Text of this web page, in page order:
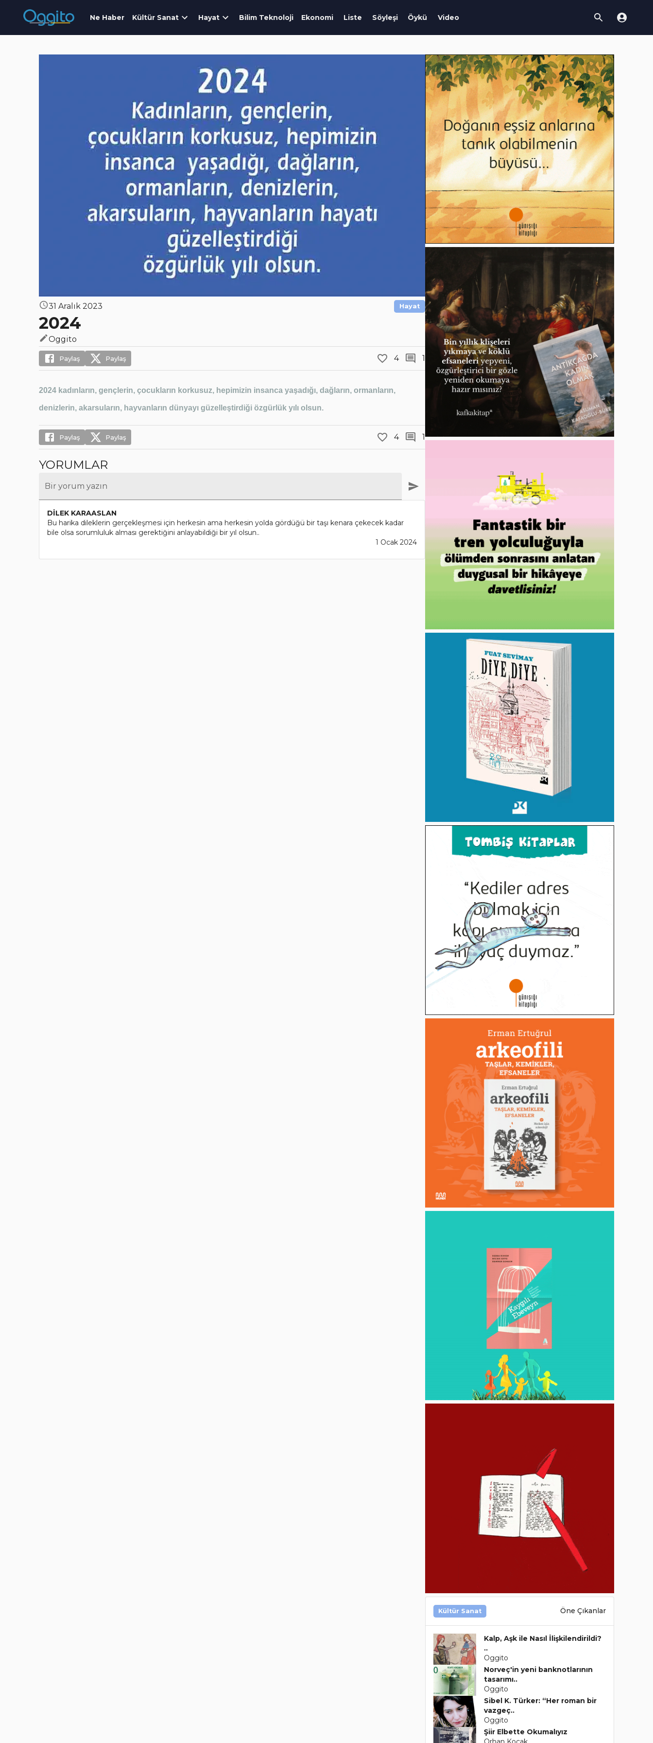
Ne Haber Kültür Sanat Hayat Bilim Teknoloji Ekonomi Liste Söyleşi Öykü Video
31 Aralık 2023 Hayat
2024
Oggito
Paylaş Paylaş 4 1
2024 kadınların, gençlerin, çocukların korkusuz, hepimizin insanca yaşadığı, dağların, ormanların,
denizlerin, akarsuların, hayvanların dünyayı güzelleştirdiği özgürlük yılı olsun.
Paylaş Paylaş 4 1
YORUMLAR
Bir yorum yazın
DİLEK KARAASLAN
Bu harika dileklerin gerçekleşmesi için herkesin ama herkesin yolda gördüğü bir taşı kenara çekecek kadar
bile olsa sorumluluk alması gerektiğini anlayabildiği bir yıl olsun..
1 Ocak 2024
Kültür Sanat Öne Çıkanlar
Kalp, Aşk ile Nasıl İlişkilendirildi?
..
Oggito
Norveç'in yeni banknotlarının
tasarımı..
Oggito
Sibel K. Türker: “Her roman bir
vazgeç..
Oggito
Şiir Elbette Okumalıyız